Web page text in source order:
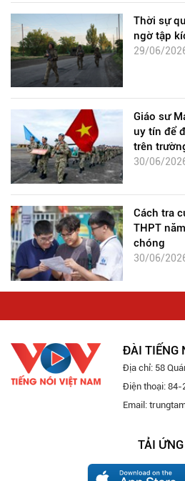
Thời sự
ngờ tập
29/06/2026
Giáo sư
uy tín để
trên
30/06/2026
Cách tra
THPT
chóng
30/06/2026
ĐÀI TIẾNG
Địa chỉ: 58
Điện thoại:
Email:
TẢI